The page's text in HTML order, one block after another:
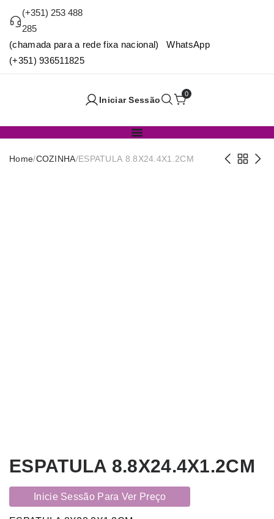
(+351) 253 488
285
(chamada para a rede fixa nacional) WhatsApp
(+351) 936511825
Iniciar Sessão
0
Home/COZINHA/ESPATULA 8.8X24.4X1.2CM
ESPATULA 8.8X24.4X1.2CM
Inicie Sessão Para Ver Preço